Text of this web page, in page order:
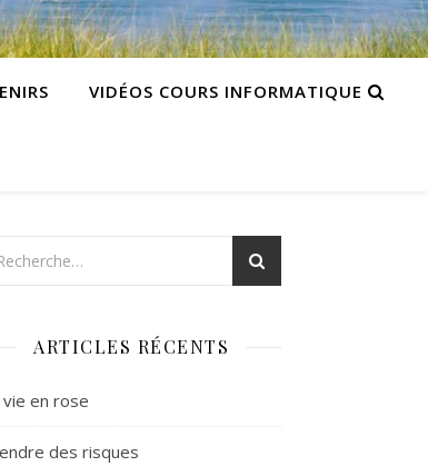
VIDÉOS COURS INFORMATIQUE
ARTICLES RÉCENTS
vie en rose
des risques